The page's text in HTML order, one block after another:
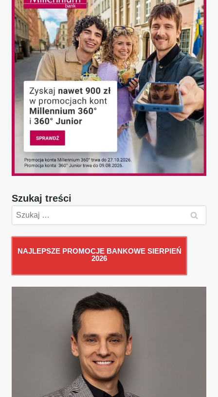
Szukaj treści
Szukaj:
NAJLEPSZE PROMOCJE BANKOWE SIERPIEŃ
2026